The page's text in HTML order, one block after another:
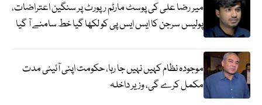
میر رضا علی کی پوسٹ مارٹم رپورٹ پر سنگین اعتراضات،
پولیس سرجن کا ایس ایس پی کو لکھا گیا خط سامنے آ گیا
موجودہ نظام کہیں نہیں جا رہا، حکومت اپنی آئینی مدت
مکمل کرے گی، وزیر داخلہ